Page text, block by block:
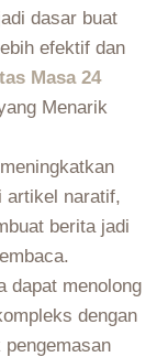
dasar buat
efektif dan
Masa 24
Menarik
artikel naratif,
berita jadi
dapat menolong
dengan